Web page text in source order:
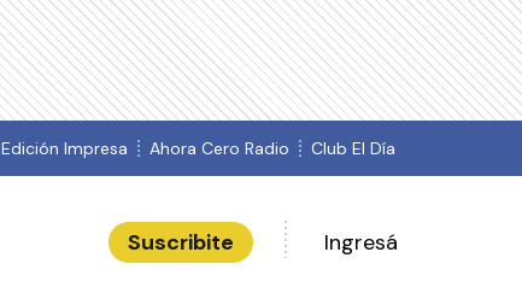
Edición Impresa Ahora Cero Radio Club El Día
Suscribite Ingresá